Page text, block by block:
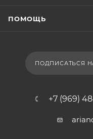
ПОМОЩЬ
ПОДПИСАТЬСЯ
+7 (969)